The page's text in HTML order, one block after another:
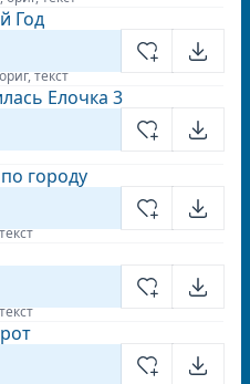
Год
текст
Елочка 3
городу